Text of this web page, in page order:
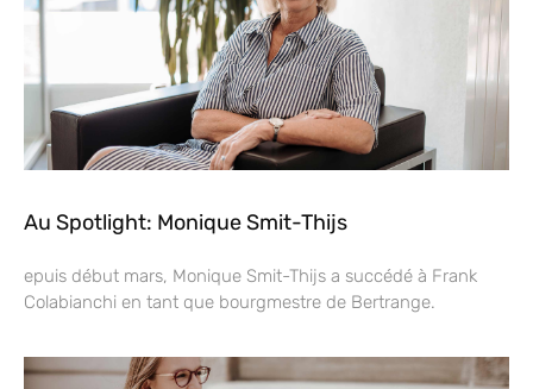
Au Spotlight: Monique Smit-Thijs
epuis début mars, Monique Smit-Thijs a succédé à Frank
Colabianchi en tant que bourgmestre de Bertrange.